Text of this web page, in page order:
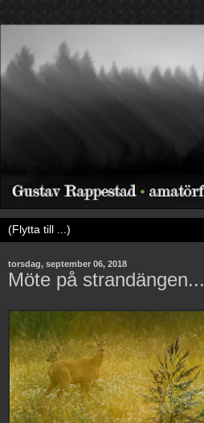
torsdag, september 06, 2018
Möte på strandängen...